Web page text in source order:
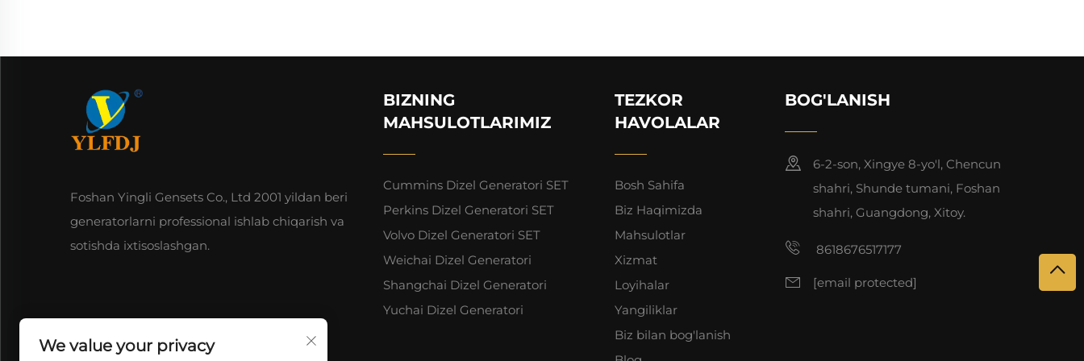
Foshan Yingli Gensets Co., Ltd 2001 yildan beri
generatorlarni professional ishlab chiqarish va
sotishda ixtisoslashgan.
BIZNING
MAHSULOTLARIMIZ
Cummins Dizel Generatori SET
Perkins Dizel Generatori SET
Volvo Dizel Generatori SET
Weichai Dizel Generatori
Shangchai Dizel Generatori
Yuchai Dizel Generatori
TEZKOR
HAVOLALAR
Bosh Sahifa
Biz Haqimizda
Mahsulotlar
Xizmat
Loyihalar
Yangiliklar
Biz bilan bog'lanish
BOG'LANISH
6-2-son, Xingye 8-yo'l, Chencun
shahri, Shunde tumani, Foshan
shahri, Guangdong, Xitoy.
8618676517177
[email protected]
We value your privacy